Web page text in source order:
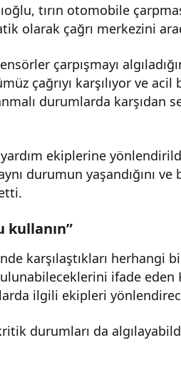
tırın otomobile
olarak çağrı merkezini
çarpışmayı
çağrıyı karşılıyor ve
durumlarda karşıdan
yardım ekiplerine
durumun yaşandığını
kullanın”
karşılaştıkları herhangi
ifade eden
ilgili ekipleri
durumları da